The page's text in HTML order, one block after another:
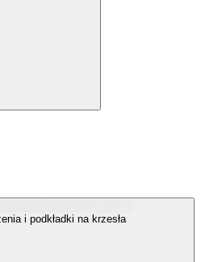
i podkładki na krzesła